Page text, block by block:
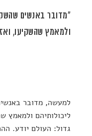
"מדובר באנשים
ולמאמץ שהשקיעו,
למעשה, מדובר
ליכולותיהם ולמאמץ
גדול: העולם יודע.